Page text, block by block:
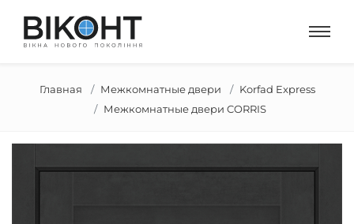
Главная Межкомнатные двери
Korfad Express
Межкомнатные двери CORRIS